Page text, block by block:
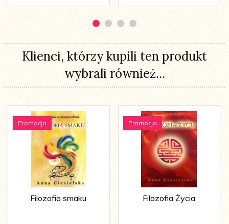
Klienci, którzy kupili ten produkt
wybrali również...
Promocja
Filozofia smaku
Promocja
Filozofia Życia